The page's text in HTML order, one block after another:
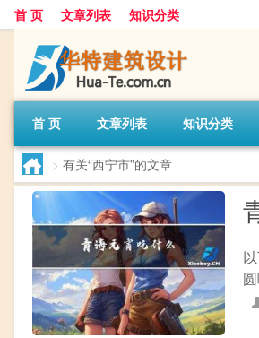
首 页 文章列表 知识分类
首 页 文章列表 知识分类
> 有关“西宁市”的文章